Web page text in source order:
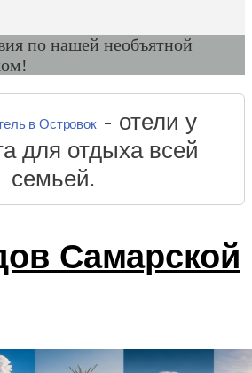
по нашей необъятной
в Островок- отели у
для отдыха всей
семьей.
Самарской